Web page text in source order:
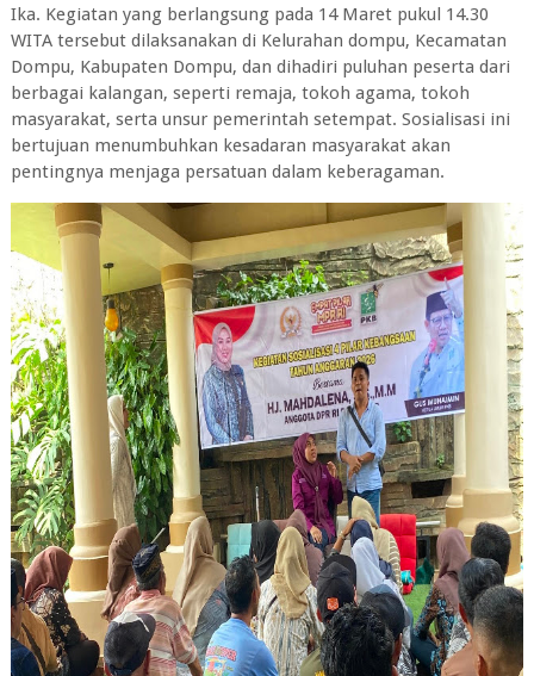
Ika. Kegiatan yang berlangsung pada 14 Maret pukul 14.30
WITA tersebut dilaksanakan di Kelurahan dompu, Kecamatan
Dompu, Kabupaten Dompu, dan dihadiri puluhan peserta dari
berbagai kalangan, seperti remaja, tokoh agama, tokoh
masyarakat, serta unsur pemerintah setempat. Sosialisasi ini
bertujuan menumbuhkan kesadaran masyarakat akan
pentingnya menjaga persatuan dalam keberagaman.